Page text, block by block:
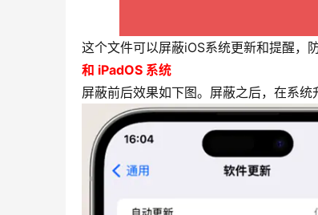
这个文件可以屏蔽iOS系统更新和提醒，
和 iPadOS 系统
屏蔽前后效果如下图。屏蔽之后，在系